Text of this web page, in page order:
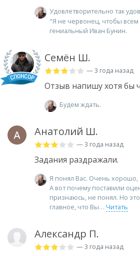
Удовлетворительно так
"Я не червонец, чтобы всем
гениальный Иван Бунин.
Семён Ш.
— 3 года назад
Отзыв напишу хотя бы
Будем ждать.
Анатолий Ш.
— 3 года назад
Задания раздражали.
Я понял Вас. Очень хорошо,
А вот почему поставили
признаюсь, не понял. Но
главное, что Вы
Читать
Александр П.
— 3 года назад